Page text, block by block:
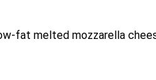
fat melted mozzarella